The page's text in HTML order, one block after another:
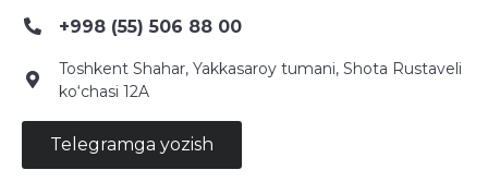
+998 (55) 506 88 00
Toshkent Shahar, Yakkasaroy tumani, Shota Rustaveli
ko‘chasi 12A
Telegramga yozish